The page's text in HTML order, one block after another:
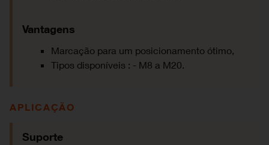
Vantagens
Marcação para um posicionamento ótimo,
Tipos disponíveis : - M8 a M20.
APLICAÇÃO
Suporte